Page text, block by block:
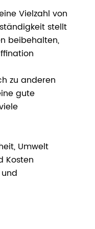
Vielzahl von
stellt
beibehalten,
zu anderen
gute
Umwelt
Kosten